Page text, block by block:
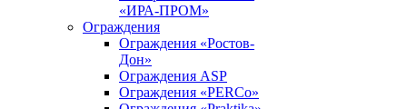
«ИРА-ПРОМ»
Ограждения
Ограждения «Ростов-
Дон»
Ограждения ASP
Ограждения «PERCo»